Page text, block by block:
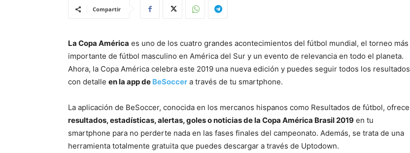
Compartir
La Copa América es uno de los cuatro grandes acontecimientos del fútbol mundial, el torneo más
importante de fútbol masculino en América del Sur y un evento de relevancia en todo el planeta.
Ahora, la Copa América celebra este 2019 una nueva edición y puedes seguir todos los resultados
con detalle en la app de BeSoccer a través de tu smartphone.
La aplicación de BeSoccer, conocida en los mercanos hispanos como Resultados de fútbol, ofrece
resultados, estadísticas, alertas, goles o noticias de la Copa América Brasil 2019 en tu
smartphone para no perderte nada en las fases finales del campeonato. Además, se trata de una
herramienta totalmente gratuita que puedes descargar a través de Uptodown.